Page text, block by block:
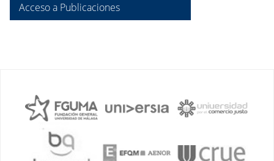
Acceso a Publicaciones